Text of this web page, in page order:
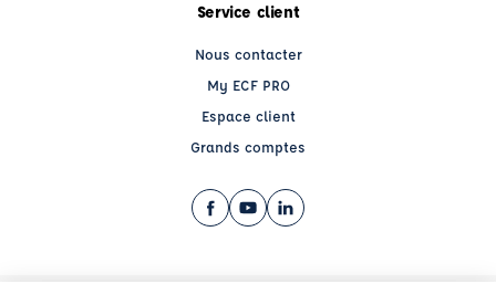
Service client
Nous contacter
My ECF PRO
Espace client
Grands comptes
Facebook (nouvelle fenêtre)
YouTube (nouvelle fenêtre)
LinkedIn (nouvelle fenêtre)